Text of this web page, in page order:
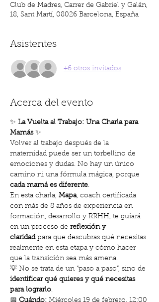
Club de Madres, Carrer de Gabriel y Galán,
18, Sant Martí, 08026 Barcelona, España
Asistentes
+6 otros invitados
Acerca del evento
✨ La Vuelta al Trabajo: Una Charla para
Mamás ✨
Volver al trabajo después de la
maternidad puede ser un torbellino de
emociones y dudas. No hay un único
camino ni una fórmula mágica, porque
cada mamá es diferente.
En esta charla, Mapa, coach certificada
con más de 8 años de experiencia en
formación, desarrollo y RRHH, te guiará
en un proceso de reflexión y
claridad para que descubras qué necesitas
realmente en esta etapa y cómo hacer
que la transición sea más amena.
💡 No se trata de un “paso a paso”, sino de
identificar qué quieres y qué necesitas
para lograrlo.
📅 Cuándo: Miércoles 19 de febrero, 12:00